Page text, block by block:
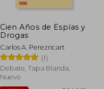
Cien Años de Espías y
Drogas
Carlos A. Perezricart
(1)
Debate, Tapa Blanda,
Nuevo